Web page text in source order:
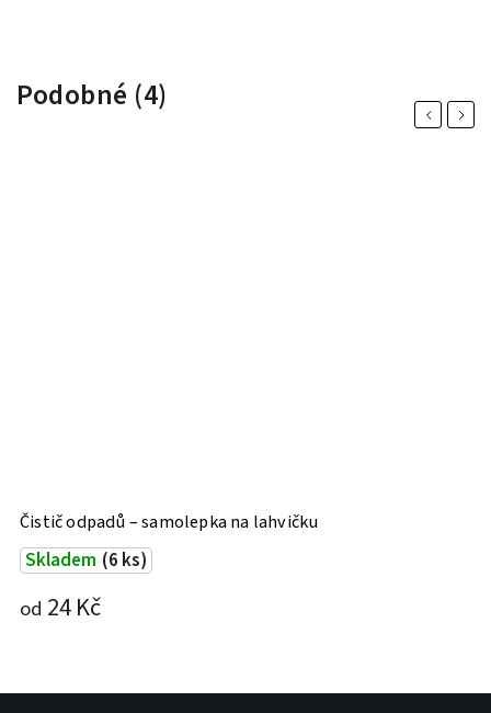
Podobné (4) Previous
Čistič odpadů – samolepka na lahvičku
Skladem (6 ks)
od 24 Kč
Next